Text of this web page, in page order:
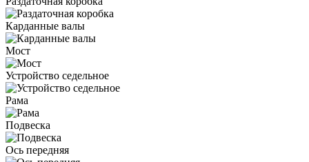
Карданные валы
Мост
Устройство седельное
Рама
Подвеска
Ось передняя